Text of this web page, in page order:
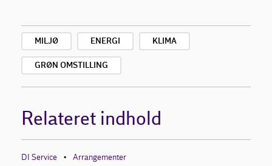
MILJØ ENERGI KLIMA
GRØN OMSTILLING
Relateret indhold
DI Service • Arrangementer